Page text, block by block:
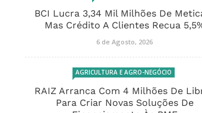
BCI Lucra 3,34 Mil Milhões De
Mas Crédito A Clientes Recua
6 de Agosto, 2026
AGRICULTURA E AGRO-NEGÓCIO
RAIZ Arranca Com 4 Milhões De
Para Criar Novas Soluções De